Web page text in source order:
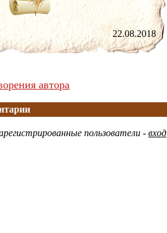
22.08.2018
автора
пользователи - вход